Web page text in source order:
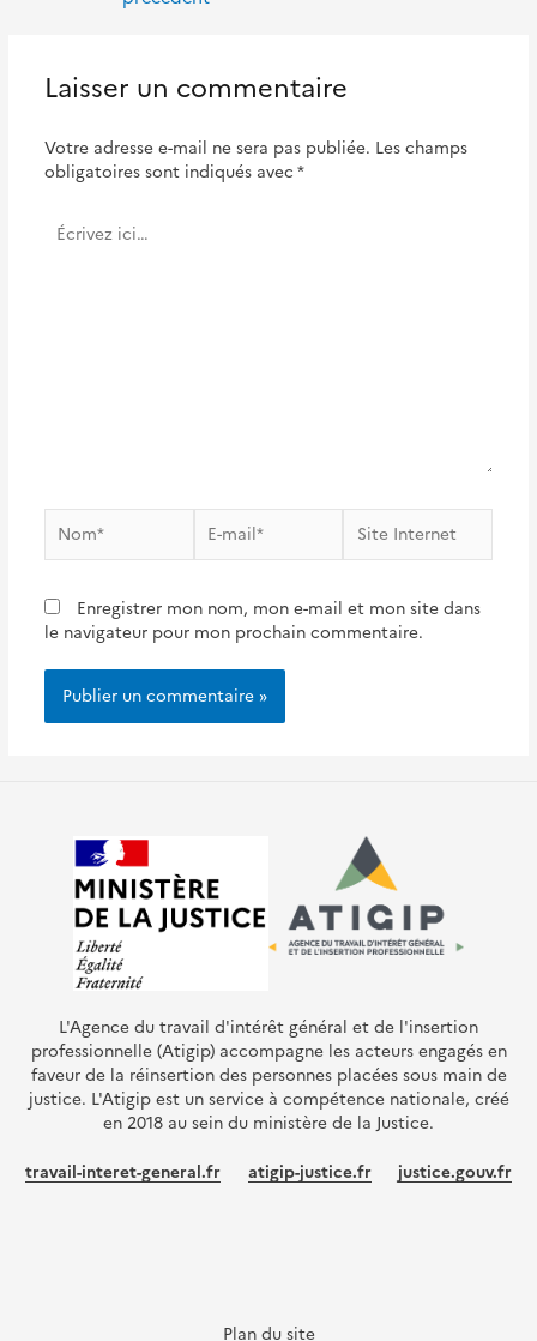
Laisser un commentaire
Votre adresse e-mail ne sera pas publiée. Les champs
obligatoires sont indiqués avec *
Écrivez
ici…
mail*
Internet
Enregistrer mon nom, mon e-mail et mon site dans
le navigateur pour mon prochain commentaire.
L'Agence du travail d'intérêt général et de l'insertion
professionnelle (Atigip) accompagne les acteurs engagés en
faveur de la réinsertion des personnes placées sous main de
justice. L'Atigip est un service à compétence nationale, créé
en 2018 au sein du ministère de la Justice.
travail-interet-general.fr atigip-justice.fr justice.gouv.fr
Plan du site